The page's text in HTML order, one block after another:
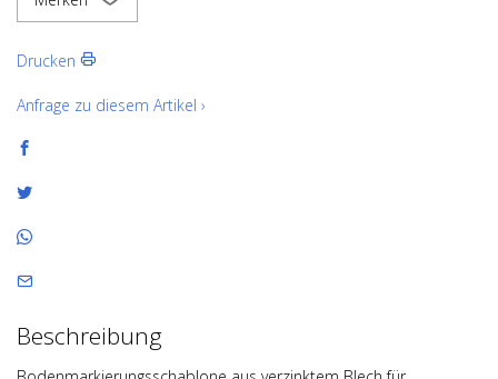
Drucken
Anfrage zu diesem Artikel ›
Beschreibung